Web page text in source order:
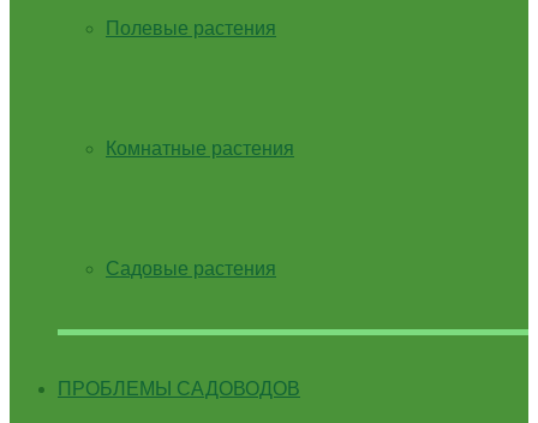
Полевые растения
Комнатные растения
Садовые растения
ПРОБЛЕМЫ САДОВОДОВ